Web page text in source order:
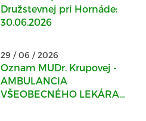
Družstevnej pri Hornáde:
30.06.2026
29 / 06 / 2026
Oznam MUDr. Krupovej -
AMBULANCIA
VŠEOBECNÉHO LEKÁRA